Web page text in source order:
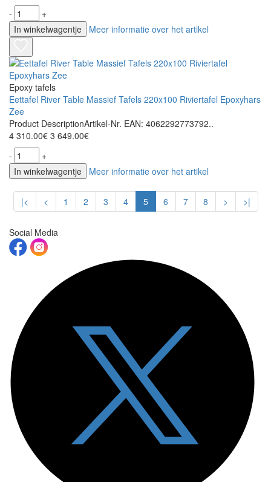
-
+
In winkelwagentje
Meer informatie over het artikel
Epoxy tafels
Eettafel River Table Massief Tafels 220x100 Riviertafel Epoxyhars
Zee
Product DescriptionArtikel-Nr. EAN: 4062292773792..
4 310.00€ 3 649.00€
-
+
In winkelwagentje
Meer informatie over het artikel
|< < 1 2 3 4 5 6 7 8 > >|
Social Media